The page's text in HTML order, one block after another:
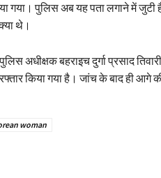
गया। पुलिस अब यह पता लगाने में
थे।
अधीक्षक बहराइच दुर्गा प्रसाद
किया गया है। जांच के बाद ही आगे
woman